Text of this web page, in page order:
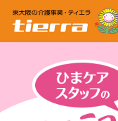
tierra